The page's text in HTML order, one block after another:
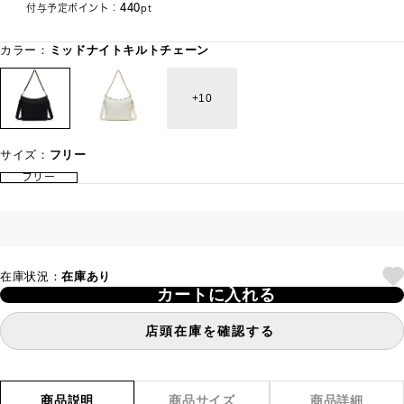
付与予定ポイント： 440pt
カラー： ミッドナイトキルトチェーン
10
サイズ： フリー
フリー
在庫状況：在庫あり
カートに入れる
店頭在庫を確認する
商品説明 商品サイズ 商品詳細